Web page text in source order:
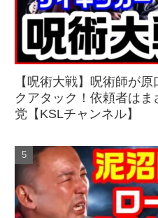
【呪術大戦】呪術師が
クアタック！依頼者は
党【KSLチャンネル】